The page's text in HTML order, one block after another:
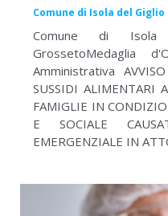
Comune di Isola del Giglio
Comune di Isola
GrossetoMedaglia
Amministrativa
SUSSIDI ALIMENTARI
FAMIGLIE IN
E SOCIALE
EMERGENZIALE IN